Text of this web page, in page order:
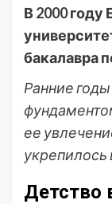
В 2000 году
бакалавра
Ранние
ее
укрепилось
Детство